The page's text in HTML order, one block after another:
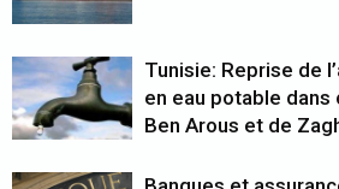
Tunisie: Reprise de
en eau potable
Ben Arous et de